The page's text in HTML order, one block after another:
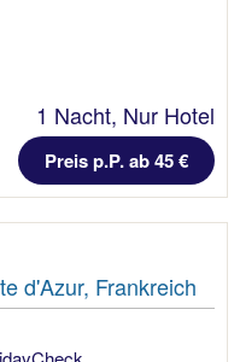
1 Nacht, Nur Hotel
Preis p.P. ab 45 €
d'Azur, Frankreich